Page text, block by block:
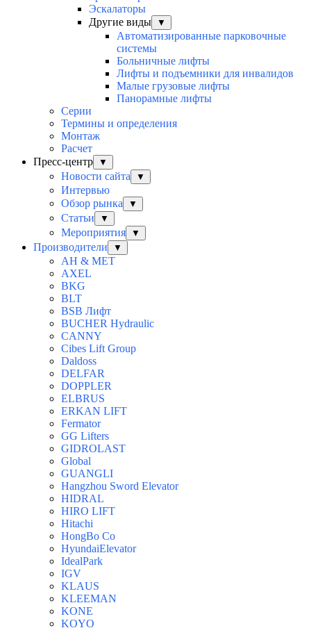
Эскалаторы
Другие виды
▼
Автоматизированные парковочные
системы
Больничные лифты
Лифты и подъемники для инвалидов
Малые грузовые лифты
Панорамные лифты
Серии
Термины и определения
Монтаж
Расчет
Пресс-центр
▼
Новости сайта ▼
Интервью
Обзор рынка
▼
Статьи ▼
Мероприятия ▼
Производители ▼
AH & MET
AXEL
BKG
BLT
BSB Лифт
BUCHER Hydraulic
CANNY
Cibes Lift Group
Daldoss
DELFAR
DOPPLER
ELBRUS
ERKAN LIFT
Fermator
GG Lifters
GIDROLAST
Global
GUANGLI
Hangzhou Sword Elevator
HIDRAL
HIRO LIFT
Hitachi
HongBo Co
HyundaiElevator
IdealPark
IGV
KLAUS
KLEEMAN
KONE
KOYO